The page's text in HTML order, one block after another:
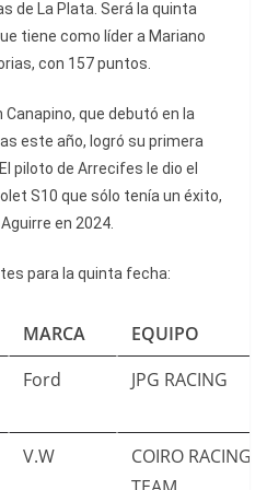
de La Plata. Será la quinta
tiene como líder a Mariano
con 157 puntos.
que debutó en la
este año, logró su primera
piloto de Arrecifes le dio el
S10 que sólo tenía un éxito,
en 2024.
para la quinta fecha:
MARCA
EQUIPO
Ford JPG RACING
V.W
COIRO RACING